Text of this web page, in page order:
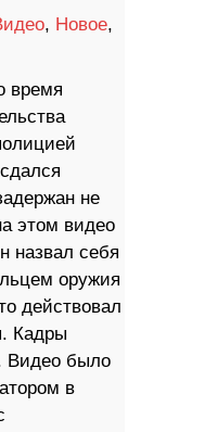
, Новое,
время
не
этом видео
назвал себя
оружия
действовал
Кадры
Видео было
в